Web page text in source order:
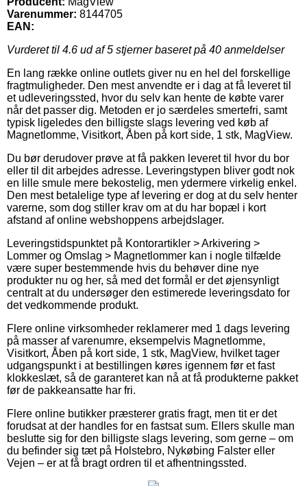
Varenummer: 8144705
EAN:
Vurderet til 4.6 ud af 5 stjerner baseret på 40 anmeldelser
En lang række online outlets giver nu en hel del forskellige
fragtmuligheder. Den mest anvendte er i dag at få leveret til
et udleveringssted, hvor du selv kan hente de købte varer
når det passer dig. Metoden er jo særdeles smertefri, samt
typisk ligeledes den billigste slags levering ved køb af
Magnetlomme, Visitkort, Åben på kort side, 1 stk, MagView.
Du bør derudover prøve at få pakken leveret til hvor du bor
eller til dit arbejdes adresse. Leveringstypen bliver godt nok
en lille smule mere bekostelig, men ydermere virkelig enkel.
Den mest betalelige type af levering er dog at du selv henter
varerne, som dog stiller krav om at du har bopæl i kort
afstand af online webshoppens arbejdslager.
Leveringstidspunktet på Kontorartikler > Arkivering >
Lommer og Omslag > Magnetlommer kan i nogle tilfælde
være super bestemmende hvis du behøver dine nye
produkter nu og her, så med det formål er det øjensynligt
centralt at du undersøger den estimerede leveringsdato for
det vedkommende produkt.
Flere online virksomheder reklamerer med 1 dags levering
på masser af varenumre, eksempelvis Magnetlomme,
Visitkort, Åben på kort side, 1 stk, MagView, hvilket tager
udgangspunkt i at bestillingen køres igennem før et fast
klokkeslæt, så de garanteret kan nå at få produkterne pakket
før de pakkeansatte har fri.
Flere online butikker præsterer gratis fragt, men tit er det
forudsat at der handles for en fastsat sum. Ellers skulle man
beslutte sig for den billigste slags levering, som gerne – om
du befinder sig tæt på Holstebro, Nykøbing Falster eller
Vejen – er at få bragt ordren til et afhentningssted.